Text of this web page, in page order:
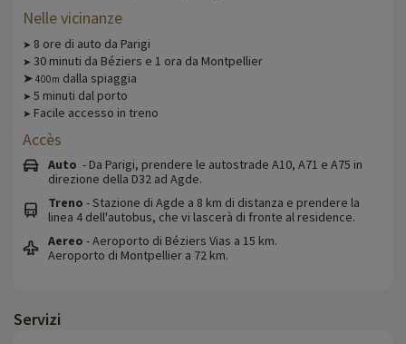
Nelle vicinanze
➤ 8 ore di auto da Parigi
➤ 30 minuti da Béziers e 1 ora da Montpellier
➤ 400m dalla spiaggia
➤ 5 minuti dal porto
➤ Facile accesso in treno
Accès
Auto - Da Parigi, prendere le autostrade A10, A71 e A75 in
direzione della D32 ad Agde.
Treno - Stazione di Agde a 8 km di distanza e prendere la
linea 4 dell'autobus, che vi lascerà di fronte al residence.
Aereo - Aeroporto di Béziers Vias a 15 km.
Aeroporto di Montpellier a 72 km.
Servizi